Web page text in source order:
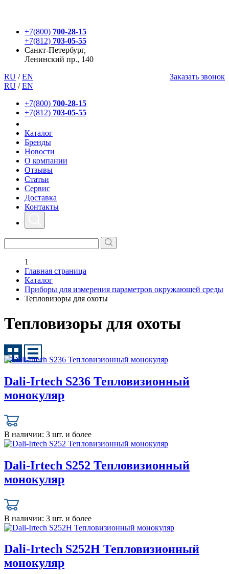
+7(800) 700-28-15
+7(812) 703-05-55
Санкт-Петербург,
Ленинский пр., 140
RU / EN
Заказать звонок
RU / EN
+7(800) 700-28-15
+7(812) 703-05-55
Каталог
Бренды
Новости
О компании
Отзывы
Статьи
Сервис
Доставка
Контакты
1
Главная страница
Каталог
Приборы для измерения параметров окружающей среды
Тепловизоры для охоты
Тепловизоры для охоты
Dali-Irtech S236 Тепловизионный
монокуляр
В наличии: 3 шт. и более
Dali-Irtech S252 Тепловизионный
монокуляр
В наличии: 3 шт. и более
Dali-Irtech S252H Тепловизионный
монокуляр